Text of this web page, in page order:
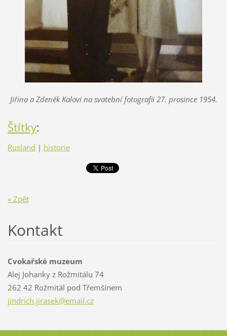
Jiřina a Zdeněk Kalovi na svatební fotografii 27. prosince 1954.
Štítky:
Rusland | historie
« Zpět
Kontakt
Cvokařské muzeum
Alej Johanky z Rožmitálu 74
262 42 Rožmitál pod Třemšínem
jindrich.jirasek@email.cz